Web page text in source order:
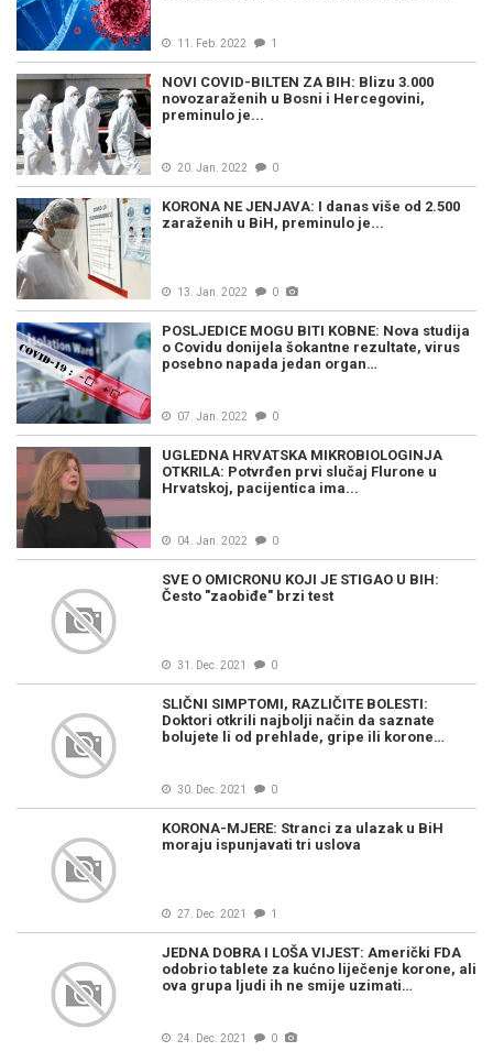
11. Feb. 2022 1
NOVI COVID-BILTEN ZA BIH: Blizu 3.000
novozaraženih u Bosni i Hercegovini,
preminulo je...
20. Jan. 2022 0
KORONA NE JENJAVA: I danas više od 2.500
zaraženih u BiH, preminulo je...
13. Jan. 2022 0
POSLJEDICE MOGU BITI KOBNE: Nova studija
o Covidu donijela šokantne rezultate, virus
posebno napada jedan organ…
07. Jan. 2022 0
UGLEDNA HRVATSKA MIKROBIOLOGINJA
OTKRILA: Potvrđen prvi slučaj Flurone u
Hrvatskoj, pacijentica ima...
04. Jan. 2022 0
SVE O OMICRONU KOJI JE STIGAO U BIH:
Često "zaobiđe" brzi test
31. Dec. 2021 0
SLIČNI SIMPTOMI, RAZLIČITE BOLESTI:
Doktori otkrili najbolji način da saznate
bolujete li od prehlade, gripe ili korone…
30. Dec. 2021 0
KORONA-MJERE: Stranci za ulazak u BiH
moraju ispunjavati tri uslova
27. Dec. 2021 1
JEDNA DOBRA I LOŠA VIJEST: Američki FDA
odobrio tablete za kućno liječenje korone, ali
ova grupa ljudi ih ne smije uzimati…
24. Dec. 2021 0